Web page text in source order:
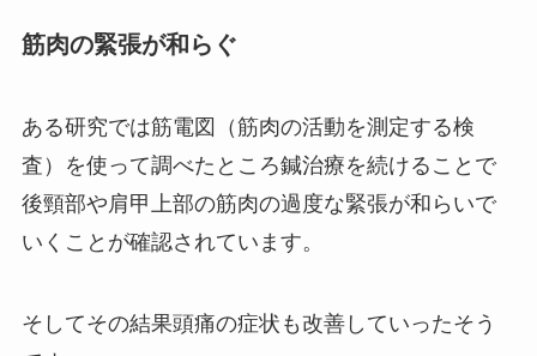
筋肉の緊張が和らぐ
ある研究では筋電図（筋肉の活動を測定する検
査）を使って調べたところ鍼治療を続けることで
後頸部や肩甲上部の筋肉の過度な緊張が和らいで
いくことが確認されています。
そしてその結果頭痛の症状も改善していったそう